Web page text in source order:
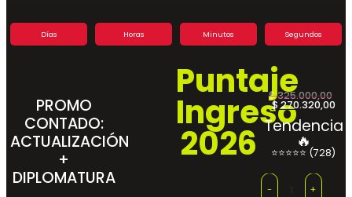
Días Horas Minutos Segundos
PROMO
CONTADO:
ACTUALIZACIÓN
+
DIPLOMATURA
Puntaje
Ingreso
2026
$325.000,00
$270.320,00
Tendencia
🔥
⭐⭐⭐⭐⭐ (728)
- +